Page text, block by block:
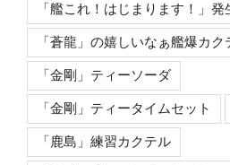
「艦これ！はじまります！」発
「蒼龍」の嬉しいなぁ艦爆カク
「金剛」ティーソーダ
「金剛」ティータイムセット
「鹿島」練習カクテル